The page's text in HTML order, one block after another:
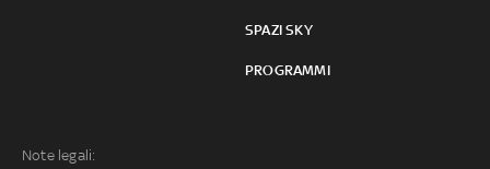
SPAZI SKY
PROGRAMMI
Note legali: